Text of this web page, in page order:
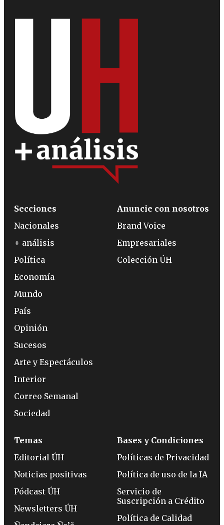
Secciones
Nacionales
+ análisis
Política
Economía
Mundo
País
Opinión
Sucesos
Arte y Espectáculos
Interior
Correo Semanal
Sociedad
Anuncie con nosotros
Brand Voice
Empresariales
Colección ÚH
Temas
Editorial ÚH
Noticias positivas
Pódcast ÚH
Newsletters ÚH
Bases y Condiciones
Políticas de Privacidad
Política de uso de la IA
Servicio de
Suscripción a Crédito
Política de Calidad